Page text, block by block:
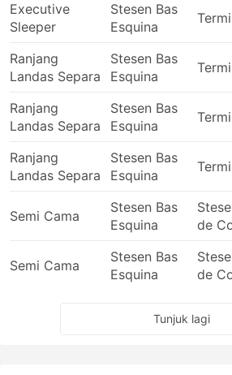
Executive
Sleeper
Stesen Bas
Esquina
Ranjang
Landas Separa
Stesen Bas
Esquina
Ranjang
Landas Separa
Stesen Bas
Esquina
Ranjang
Landas Separa
Stesen Bas
Esquina
Semi Cama
Stesen Bas
Esquina
de
Semi Cama
Stesen Bas
Esquina
de
Tunjuk lagi